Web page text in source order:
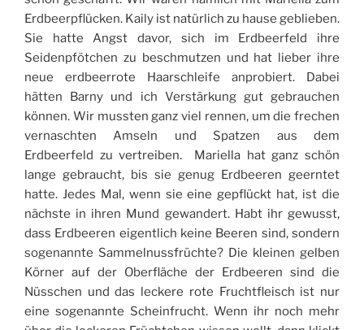
Erdbeerpflücken. Kaily ist natürlich zu hause geblieben.
Sie hatte Angst davor, sich im Erdbeerfeld ihre
Seidenpfötchen zu beschmutzen und hat lieber ihre
neue erdbeerrote Haarschleife anprobiert. Dabei
hätten Barny und ich Verstärkung gut gebrauchen
können. Wir mussten ganz viel rennen, um die frechen
vernaschten Amseln und Spatzen aus dem
Erdbeerfeld zu vertreiben. Mariella hat ganz schön
lange gebraucht, bis sie genug Erdbeeren geerntet
hatte. Jedes Mal, wenn sie eine gepflückt hat, ist die
nächste in ihren Mund gewandert. Habt ihr gewusst,
dass Erdbeeren eigentlich keine Beeren sind, sondern
sogenannte Sammelnussfrüchte? Die kleinen gelben
Körner auf der Oberfläche der Erdbeeren sind die
Nüsschen und das leckere rote Fruchtfleisch ist nur
eine sogenannte Scheinfrucht. Wenn ihr noch mehr